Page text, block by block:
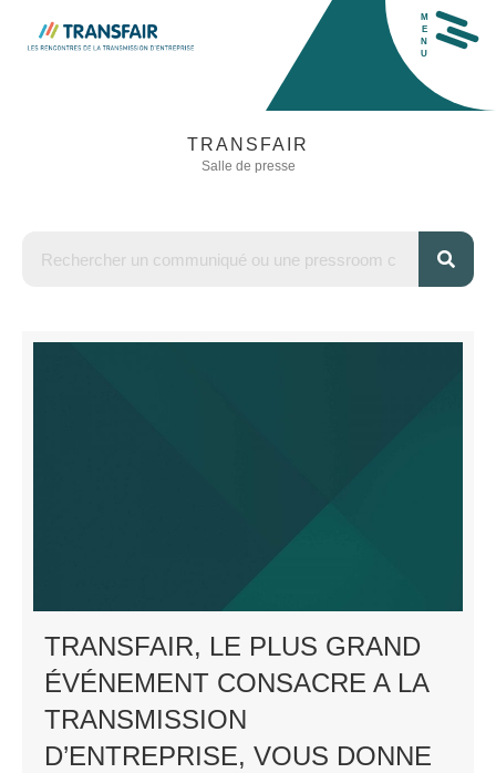
M
E
N
U
TRANSFAIR
Salle de presse
TRANSFAIR, LE PLUS GRAND
ÉVÉNEMENT CONSACRE A LA
TRANSMISSION
D’ENTREPRISE, VOUS DONNE